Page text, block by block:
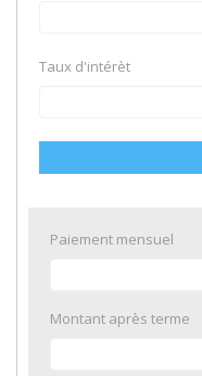
Taux d'intérèt
Paiement mensuel
Montant après terme